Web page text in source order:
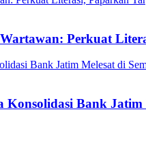
Perkuat
Bank Jatim